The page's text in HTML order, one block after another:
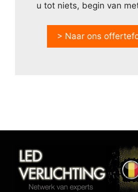
u tot niets, begin van
> Naar ons